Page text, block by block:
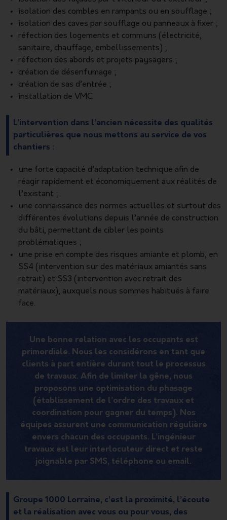
isolation des combles en rampants ou en soufflage ;
isolation des caves par soufflage ou panneaux à fixer ;
réfection des logements et communs (électricité,
sanitaire, chauffage, embellissements) ;
réfection des abords et projets paysagers ;
création de désenfumage ;
création de sas d’entrée ;
installation de VMC.
L’intervention dans l’ancien nécessite des qualités
particulières que nous mettons au service de vos
chantiers :
une forte capacité d’adaptation technique afin de
réagir rapidement et économiquement aux réalités de
l’existant ;
une connaissance des normes actuelles et surtout des
différentes évolutions depuis l’année de construction
du bâti, permettant de cibler les points
problématiques ;
une prise en compte des risques amiante et plomb, en
SS4 (intervention sur des matériaux amiantés sans
retrait) et SS3 (intervention avec retrait des
matériaux), auxquels nous sommes habitués à faire
face.
Une bonne relation avec les occupants est
primordiale. Nous les considérons en tant que
clients à part entière durant tout le processus
de travaux. Afin de limiter la gêne, nous
proposons une optimisation du phasage
(établissement de l’ordre des travaux et
coordination pour gagner du temps). Nos
équipes assurent une communication régulière
envers chacun des occupants. L’ingénieur
travaux est leur interlocuteur direct et reste
joignable par SMS, téléphone ou email.
Groupe 1000 Lorraine, c’est la proximité, l’écoute
et la réalisation avec vous ou pour vous, des